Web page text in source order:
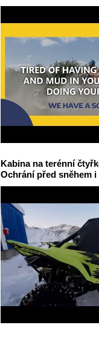
Kabina na terénní
Ochrání před sněhem i